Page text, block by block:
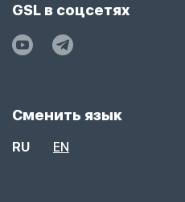
GSL в соцсетях
Сменить язык
RU EN